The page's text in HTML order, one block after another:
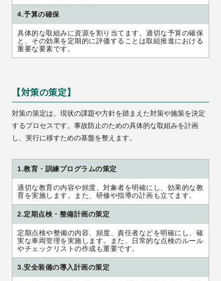
4.予算の確保
具体的な取組みに資源を割り当てます。適切な予算の確保
と、その効果を定期的に評価することは取組推進における
重要な要素です。
【対策の策定】
対策の策定は、現状の課題や方針を踏まえた対策や施策を決定
するプロセスです。事故防止のための具体的な取組みを計画
し、実行に移すための基盤を整えます。
1.教育・訓練プログラムの策定
適切な教育の内容や頻度、対象者を明確にし、効果的な教
育を実施します。また、研修や指導の計画も立てます。
2.定期点検・整備計画の策定
定期点検や整備の内容、頻度、責任者などを明確にし、確
実な車両管理を実施します。また、日常的な点検のルール
やチェックリストの作成も重要です。
3.安全装備の導入計画の策定